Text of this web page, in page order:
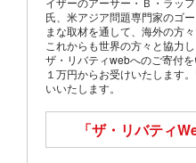
氏、米アジア問題専門家のゴ
まな取材を通して、海外の方
これからも世界の方々と協力
ザ・リバティwebへのご寄付
１万円からお受けいたします
いいたします。
「ザ・リバティ